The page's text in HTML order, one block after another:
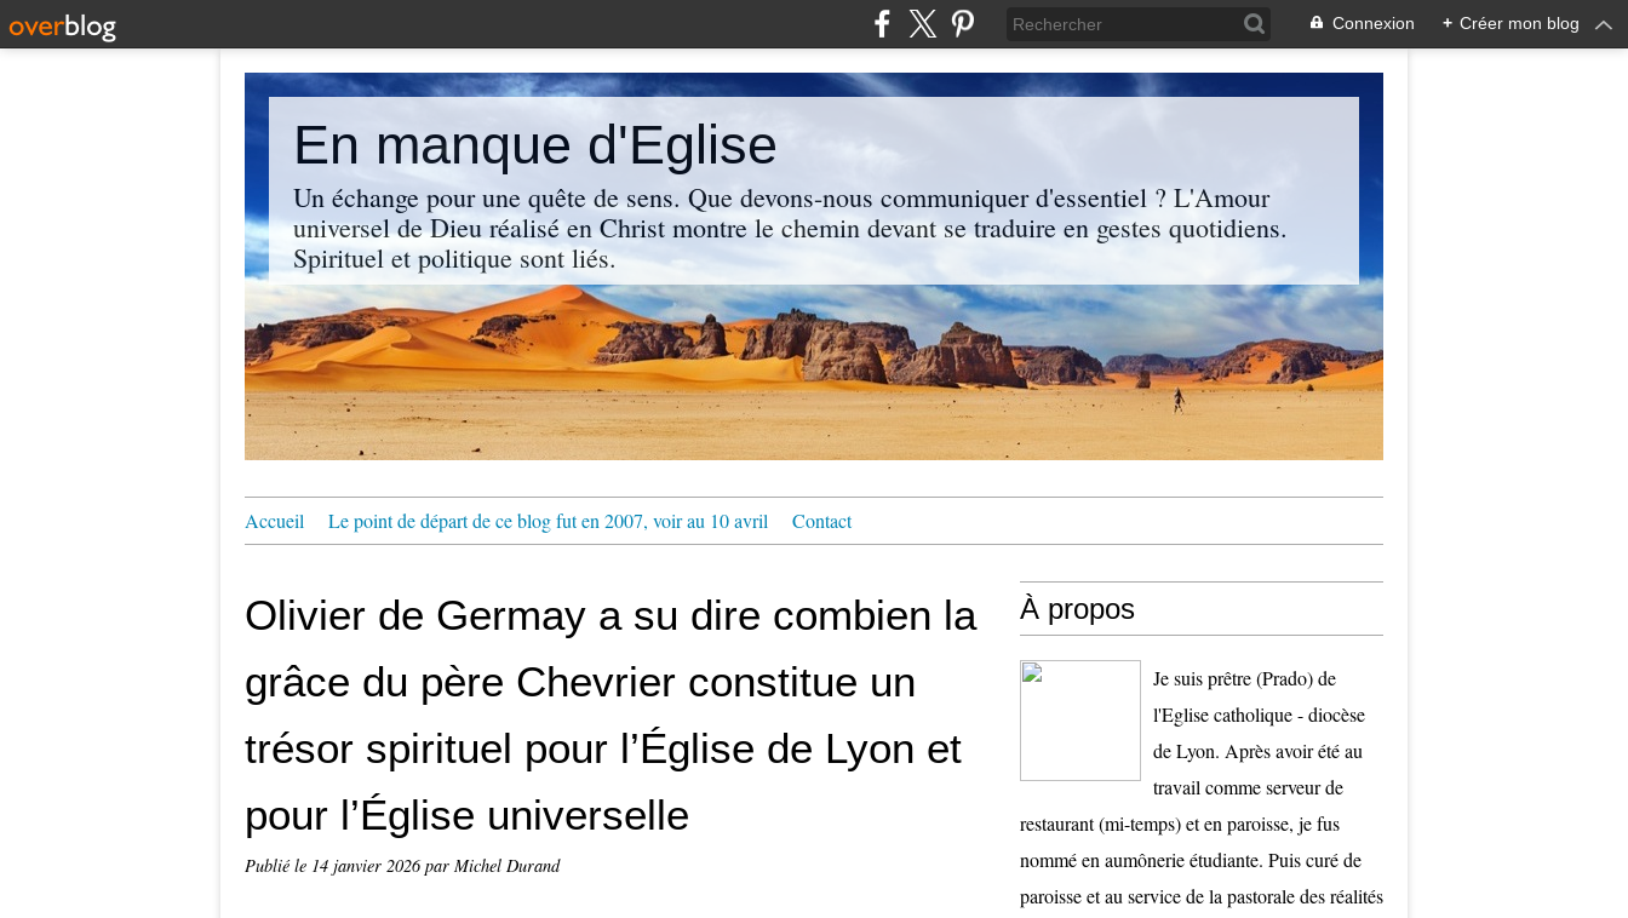
Connexion + Créer mon blog
En manque d'Eglise
Un échange pour une quête de sens. Que devons-nous communiquer d'essentiel ? L'Amour
universel de Dieu réalisé en Christ montre le chemin devant se traduire en gestes quotidiens.
Spirituel et politique sont liés.
Accueil Le point de départ de ce blog fut en 2007, voir au 10 avril Contact
Olivier de Germay a su dire combien la
grâce du père Chevrier constitue un
trésor spirituel pour l’Église de Lyon et
pour l’Église universelle
Publié le 14 janvier 2026par Michel Durand
À propos
Je suis prêtre (Prado) de
l'Eglise catholique - diocèse
de Lyon. Après avoir été au
travail comme serveur de
restaurant (mi-temps) et en paroisse, je fus
nommé en aumônerie étudiante. Puis curé de
paroisse et au service de la pastorale des réalités